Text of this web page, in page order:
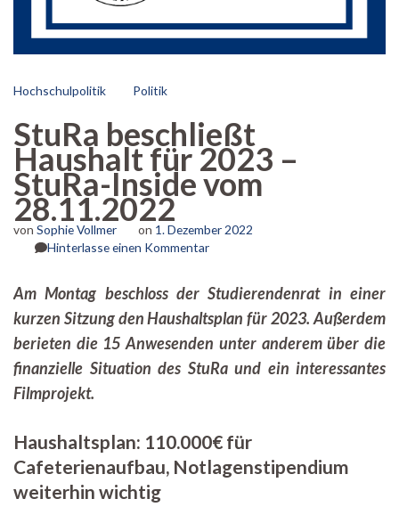
Hochschulpolitik Politik
StuRa beschließt
Haushalt für 2023 –
StuRa-Inside vom
28.11.2022
von Sophie Vollmer on 1. Dezember 2022
Hinterlasse einen Kommentarzu
Haushalt
für
–
StuRa-
Am Montag beschloss der Studierendenrat in einer
kurzen Sitzung den Haushaltsplan für 2023. Außerdem
berieten die 15 Anwesenden unter anderem über die
finanzielle Situation des StuRa und ein interessantes
Filmprojekt.
Haushaltsplan: 110.000€ für
Cafeterienaufbau, Notlagenstipendium
weiterhin wichtig